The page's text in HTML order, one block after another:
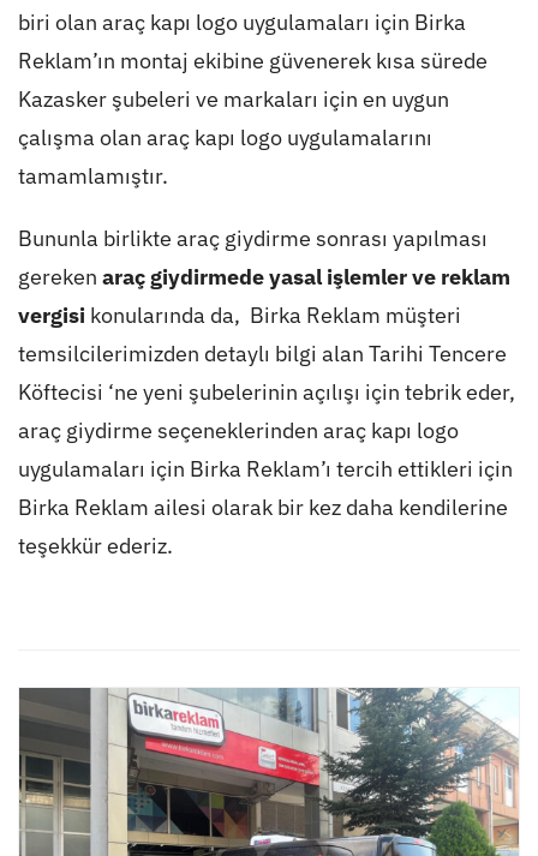
biri olan araç kapı logo uygulamaları için Birka
Reklam’ın montaj ekibine güvenerek kısa sürede
Kazasker şubeleri ve markaları için en uygun
çalışma olan araç kapı logo uygulamalarını
tamamlamıştır.
Bununla birlikte araç giydirme sonrası yapılması
gereken araç giydirmede yasal işlemler ve reklam
vergisikonularında da, Birka Reklam müşteri
temsilcilerimizden detaylı bilgi alan Tarihi Tencere
Köftecisi ‘ne yeni şubelerinin açılışı için tebrik eder,
araç giydirme seçeneklerinden araç kapı logo
uygulamaları için Birka Reklam’ı tercih ettikleri için
Birka Reklam ailesi olarak bir kez daha kendilerine
teşekkür ederiz.